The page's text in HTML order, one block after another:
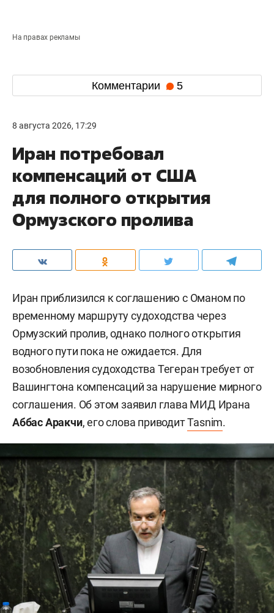
На правах рекламы
Комментарии 5
8 августа 2026, 17:29
Иран потребовал
компенсаций от США
для полного открытия
Ормузского пролива
Иран приблизился к соглашению с Оманом по
временному маршруту судоходства через
Ормузский пролив, однако полного открытия
водного пути пока не ожидается. Для
возобновления судоходства Тегеран требует от
Вашингтона компенсаций за нарушение мирного
соглашения. Об этом заявил глава МИД Ирана
Аббас Аракчи, его слова приводитTasnim.